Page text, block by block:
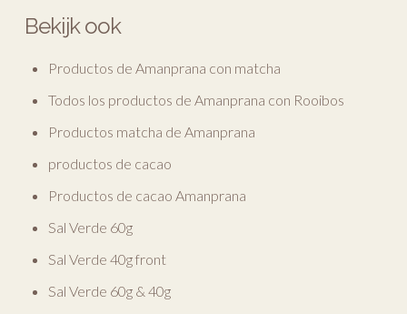
Bekijk ook
Productos de Amanprana con matcha
Todos los productos de Amanprana con Rooibos
Productos matcha de Amanprana
productos de cacao
Productos de cacao Amanprana
Sal Verde 60g
Sal Verde 40g front
Sal Verde 60g & 40g